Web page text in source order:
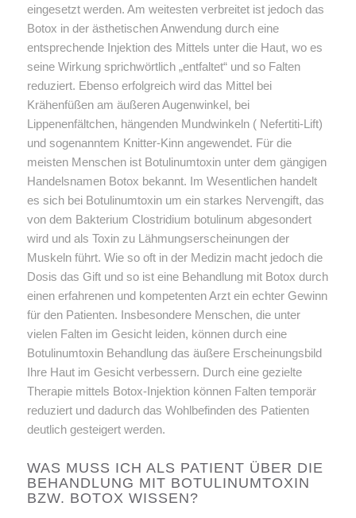
eingesetzt werden. Am weitesten verbreitet ist jedoch das
Botox in der ästhetischen Anwendung durch eine
entsprechende Injektion des Mittels unter die Haut, wo es
seine Wirkung sprichwörtlich „entfaltet“ und so Falten
reduziert. Ebenso erfolgreich wird das Mittel bei
Krähenfüßen am äußeren Augenwinkel, bei
Lippenenfältchen, hängenden Mundwinkeln ( Nefertiti-Lift)
und sogenanntem Knitter-Kinn angewendet. Für die
meisten Menschen ist Botulinumtoxin unter dem gängigen
Handelsnamen Botox bekannt. Im Wesentlichen handelt
es sich bei Botulinumtoxin um ein starkes Nervengift, das
von dem Bakterium Clostridium botulinum abgesondert
wird und als Toxin zu Lähmungserscheinungen der
Muskeln führt. Wie so oft in der Medizin macht jedoch die
Dosis das Gift und so ist eine Behandlung mit Botox durch
einen erfahrenen und kompetenten Arzt ein echter Gewinn
für den Patienten. Insbesondere Menschen, die unter
vielen Falten im Gesicht leiden, können durch eine
Botulinumtoxin Behandlung das äußere Erscheinungsbild
Ihre Haut im Gesicht verbessern. Durch eine gezielte
Therapie mittels Botox-Injektion können Falten temporär
reduziert und dadurch das Wohlbefinden des Patienten
deutlich gesteigert werden.
WAS MUSS ICH ALS PATIENT ÜBER DIE
BEHANDLUNG MIT BOTULINUMTOXIN
BZW. BOTOX WISSEN?